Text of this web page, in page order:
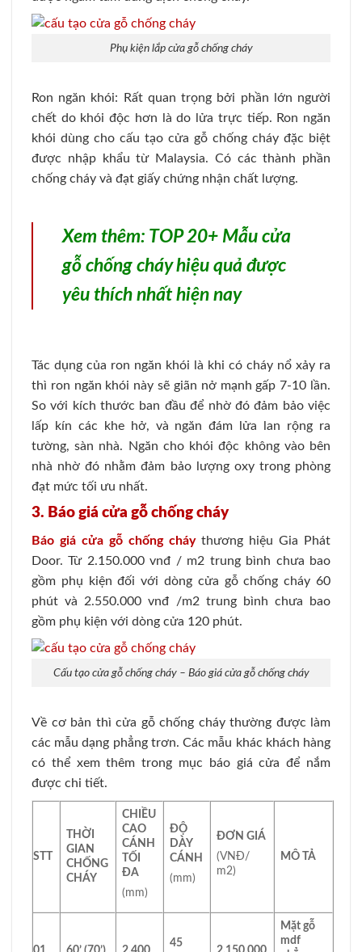
Phụ kiện lắp cửa gỗ chống cháy
Ron ngăn khói: Rất quan trọng bởi phần lớn người
chết do khói độc hơn là do lửa trực tiếp. Ron ngăn
khói dùng cho cấu tạo cửa gỗ chống cháy đặc biệt
được nhập khẩu từ Malaysia. Có các thành phần
chống cháy và đạt giấy chứng nhận chất lượng.
Xem thêm: TOP 20+ Mẫu cửa
gỗ chống cháy hiệu quả được
yêu thích nhất hiện nay
Tác dụng của ron ngăn khói là khi có cháy nổ xảy ra
thì ron ngăn khói này sẽ giãn nở mạnh gấp 7-10 lần.
So với kích thước ban đầu để nhờ đó đảm bảo việc
lấp kín các khe hở, và ngăn đám lửa lan rộng ra
tường, sàn nhà. Ngăn cho khói độc không vào bên
nhà nhờ đó nhằm đảm bảo lượng oxy trong phòng
đạt mức tối ưu nhất.
3. Báo giá cửa gỗ chống cháy
Báo giá cửa gỗ chống cháythương hiệu Gia Phát
Door. Từ 2.150.000 vnđ / m2 trung bình chưa bao
gồm phụ kiện đối với dòng cửa gỗ chống cháy 60
phút và 2.550.000 vnđ /m2 trung bình chưa bao
gồm phụ kiện với dòng cửa 120 phút.
Cấu tạo cửa gỗ chống cháy – Báo giá cửa gỗ chống cháy
Về cơ bản thì cửa gỗ chống cháy thường được làm
các mẫu dạng phẳng trơn. Các mẫu khác khách hàng
có thể xem thêm trong mục báo giá cửa để nắm
được chi tiết.
STT
THỜI
GIAN
CHỐNG
CHÁY
CHIỀU
CAO
CÁNH
TỐI
ĐA
(mm)
ĐỘ
DÀY
CÁNH
(mm)
ĐƠN GIÁ
(VNĐ/
m2)
MÔ TẢ
01 60’ (70’) 2.400
45
2.150.000
Mặt gỗ
mdf